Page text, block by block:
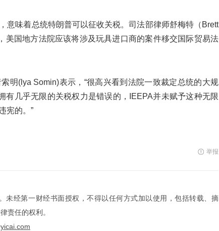
意味着总统特朗普可以征收关税。司法部律师舒梅特（Brett
美国地方法院应该将涉及玩具进口商的案件移交国际贸易法
明(lya Somin)表示，“很高兴看到法院一致裁定总统的大规
有几乎无限的关税权力是错误的，IEEPA并未赋予这种无限
宪的。”
举报
未经第一财经书面授权，不得以任何方式加以使用，包括转载、摘
责任的权利。